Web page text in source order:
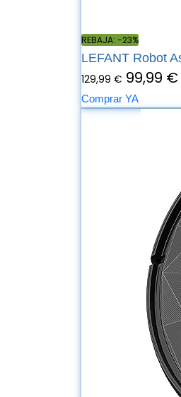
REBAJA: -23%
LEFANT Robot
129,99 € 99,99 €
Comprar YA